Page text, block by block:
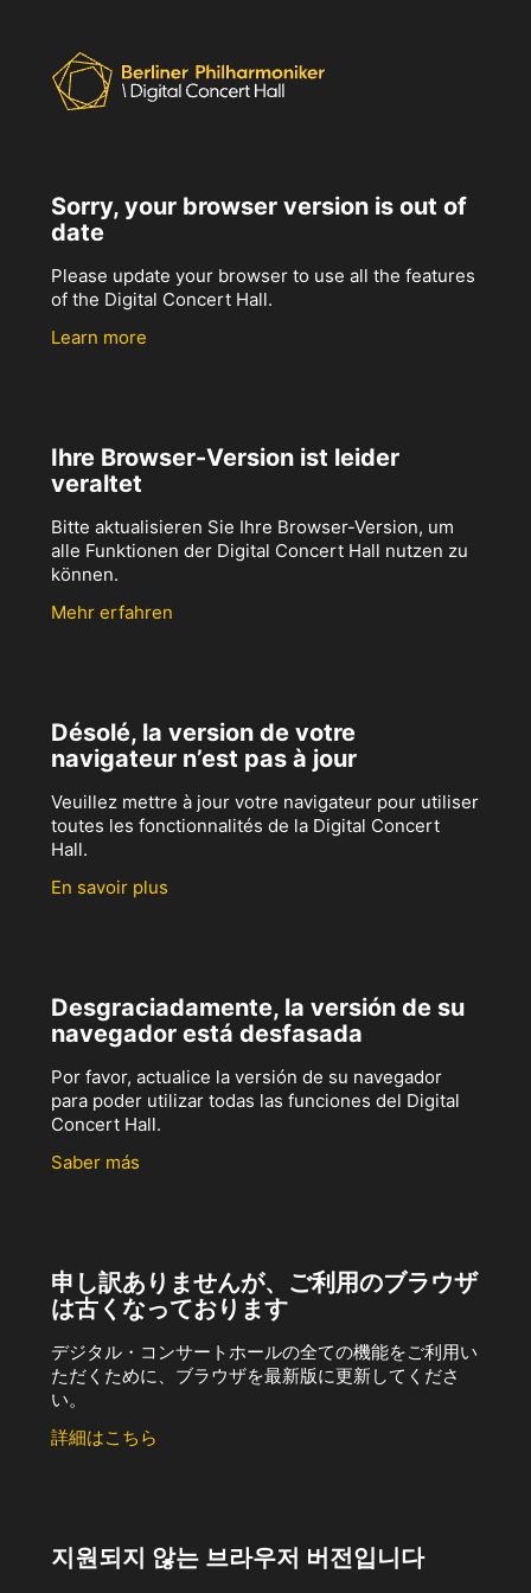
Sorry, your browser version is out of
date
Please update your browser to use all the features
of the Digital Concert Hall.
Learn more
Ihre Browser-Version ist leider
veraltet
Bitte aktualisieren Sie Ihre Browser-Version, um
alle Funktionen der Digital Concert Hall nutzen zu
können.
Mehr erfahren
Désolé, la version de votre
navigateur n’est pas à jour
Veuillez mettre à jour votre navigateur pour utiliser
toutes les fonctionnalités de la Digital Concert
Hall.
En savoir plus
Desgraciadamente, la versión de su
navegador está desfasada
Por favor, actualice la versión de su navegador
para poder utilizar todas las funciones del Digital
Concert Hall.
Saber más
申し訳ありませんが、ご利用のブラウザ
は古くなっております
デジタル・コンサートホールの全ての機能をご利用い
ただくために、ブラウザを最新版に更新してくださ
い。
詳細はこちら
지원되지 않는 브라우저 버전입니다